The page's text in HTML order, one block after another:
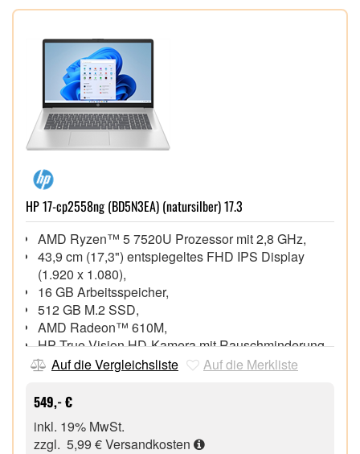
HP 17-cp2558ng (BD5N3EA) (natursilber) 17.3
AMD Ryzen™ 5 7520U Prozessor mit 2,8 GHz,
43,9 cm (17,3") entspiegeltes FHD IPS Display
(1.920 x 1.080),
16 GB Arbeitsspeicher,
512 GB M.2 SSD,
AMD Radeon™ 610M,
HP True Vision HD-Kamera mit Rauschminderung
und integrierten Dual-Array-Digitalmikrofonen
1x HDMI 1.4b, 1x USB 3.1 Gen 1 Type-C®, 2x USB
3.1 Gen 1,
Windows® 11 Home 64 Bit,
Auf die Vergleichsliste Auf die Merkliste
549,- €
inkl. 19% MwSt.
zzgl. 5,99 €Versandkosten